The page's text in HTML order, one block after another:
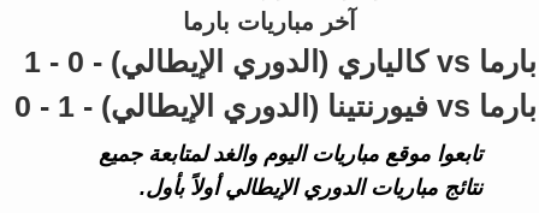
آخر مباريات بارما
بارما vs كالياري (الدوري الإيطالي) - 0 - 1
بارما vs فيورنتينا (الدوري الإيطالي) - 1 - 0
تابعوا موقع مباريات اليوم والغد لمتابعة جميع
نتائج مباريات الدوري الإيطالي أولاً بأول.